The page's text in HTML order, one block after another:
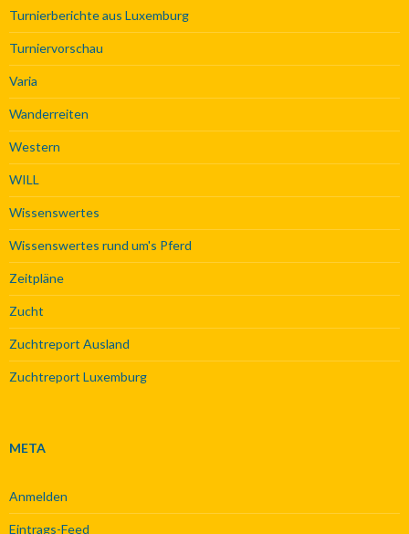
Turnierberichte aus Luxemburg
Turniervorschau
Varia
Wanderreiten
Western
WILL
Wissenswertes
Wissenswertes rund um's Pferd
Zeitpläne
Zucht
Zuchtreport Ausland
Zuchtreport Luxemburg
META
Anmelden
Eintrags-Feed